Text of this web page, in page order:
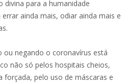
divina para a humanidade
ainda mais, odiar ainda mais e
ou negando o coronavírus está
não só pelos hospitais cheios,
forçada, pelo uso de máscaras e